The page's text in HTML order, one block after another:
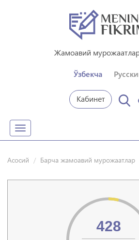
Жамоавий
Ўзбекча
Кабинет
Toggle
navigation
Асосий Барча жамоавий мурожаатлар
428